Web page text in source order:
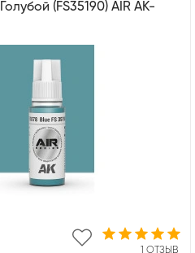
(FS35190) AIR АК-
1 ОТЗЫВ